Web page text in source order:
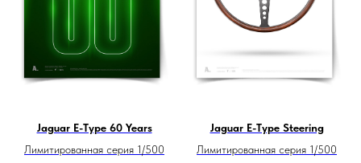
Jaguar E-Type 60 Years
Лимитированная серия 1/500
Jaguar E-Type Steering
Лимитированная серия 1/500